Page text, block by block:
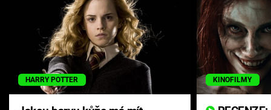
HARRY POTTER KINOFILMY